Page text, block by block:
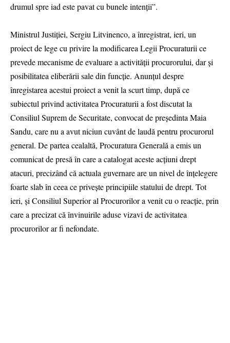
drumul spre iad este pavat cu bunele intenții”.
Ministrul Justiției, Sergiu Litvinenco, a înregistrat, ieri, un
proiect de lege cu privire la modificarea Legii Procuraturii ce
prevede mecanisme de evaluare a activității procurorului, dar și
posibilitatea eliberării sale din funcție. Anunțul despre
înregistarea acestui proiect a venit la scurt timp, după ce
subiectul privind activitatea Procuraturii a fost discutat la
Consiliul Suprem de Securitate, convocat de președinta Maia
Sandu, care nu a avut niciun cuvânt de laudă pentru procurorul
general. De partea cealaltă, Procuratura Generală a emis un
comunicat de presă în care a catalogat aceste acțiuni drept
atacuri, precizând că actuala guvernare are un nivel de înțelegere
foarte slab în ceea ce privește principiile statului de drept. Tot
ieri, și Consiliul Superior al Procurorilor a venit cu o reacție, prin
care a precizat că învinuirile aduse vizavi de activitatea
procurorilor ar fi nefondate.